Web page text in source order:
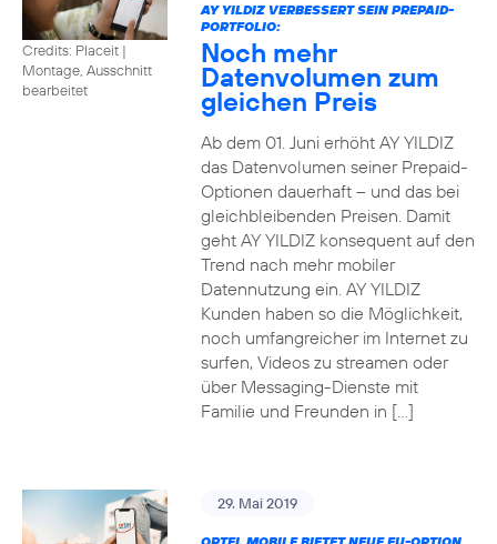
Credits: Placeit |
Montage, Ausschnitt
bearbeitet
AY YILDIZ VERBESSERT SEIN PREPAID-
PORTFOLIO:
Noch mehr
Datenvolumen zum
gleichen Preis
Ab dem 01. Juni erhöht AY YILDIZ
das Datenvolumen seiner Prepaid-
Optionen dauerhaft – und das bei
gleichbleibenden Preisen. Damit
geht AY YILDIZ konsequent auf den
Trend nach mehr mobiler
Datennutzung ein. AY YILDIZ
Kunden haben so die Möglichkeit,
noch umfangreicher im Internet zu
surfen, Videos zu streamen oder
über Messaging-Dienste mit
Familie und Freunden in […]
29. Mai 2019